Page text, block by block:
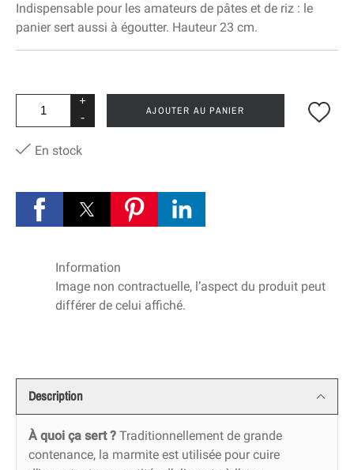
Indispensable pour les amateurs de pâtes et de riz : le
panier sert aussi à égoutter. Hauteur 23 cm.
+
-
AJOUTER AU PANIER
En stock
Information
Image non contractuelle, l’aspect du produit peut
différer de celui affiché.
Description
À quoi ça sert ? Traditionnellement de grande
contenance, la marmite est utilisée pour cuire